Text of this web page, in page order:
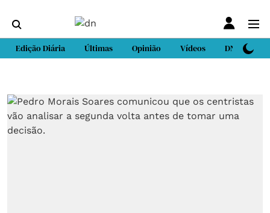
Edição Diária Últimas Opinião Vídeos DN Sport